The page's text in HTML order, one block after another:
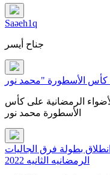
Saəeh1q
جناح أيسر
الرمضانية على كأس
بطولة فرق الجاليات
الرمضانيه الثانيه 2022